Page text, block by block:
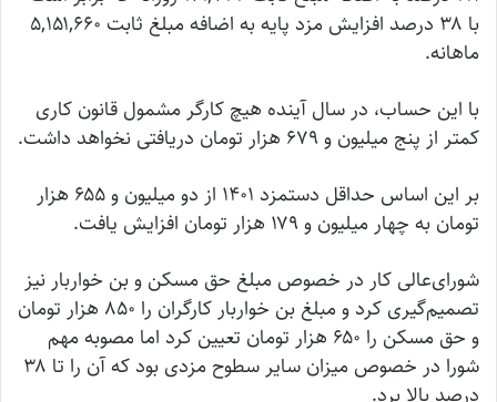
با ۳۸ درصد افزایش مزد پایه به اضافه مبلغ ثابت ۵,۱۵۱,۶۶۰
ماهانه.
با این حساب، در سال آینده هیچ کارگر مشمول قانون کاری
کمتر از پنج میلیون و ۶۷۹ هزار تومان دریافتی نخواهد داشت.
بر این اساس حداقل دستمزد ۱۴۰۱ از دو میلیون و ۶۵۵ هزار
تومان به چهار میلیون و ۱۷۹ هزار تومان افزایش یافت.
شورای‌عالی کار در خصوص مبلغ حق مسکن و بن خواربار نیز
تصمیم‌گیری کرد و مبلغ بن خواربار کارگران را ۸۵۰ هزار تومان
و حق مسکن را ۶۵۰ هزار تومان تعیین کرد اما مصوبه مهم
شورا در خصوص میزان سایر سطوح مزدی بود که آن را تا ۳۸
درصد بالا برد.